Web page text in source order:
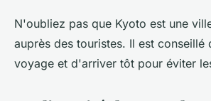
N'oubliez pas que Kyoto est une
auprès des touristes. Il est
voyage et d'arriver tôt pour éviter